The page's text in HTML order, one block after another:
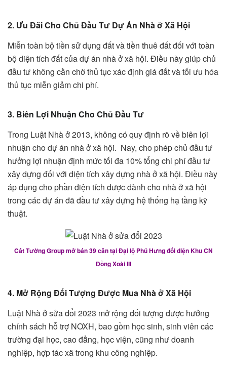
2. Ưu Đãi Cho Chủ Đầu Tư Dự Án Nhà ở Xã Hội
Miễn toàn bộ tiền sử dụng đất và tiền thuê đất đối với toàn
bộ diện tích đất của dự án nhà ở xã hội. Điều này giúp chủ
đầu tư không cần chờ thủ tục xác định giá đất và tối ưu hóa
thủ tục miễn giảm chi phí.
3. Biên Lợi Nhuận Cho Chủ Đầu Tư
Trong Luật Nhà ở 2013, không có quy định rõ về biên lợi
nhuận cho dự án nhà ở xã hội. Nay, cho phép chủ đầu tư
hưởng lợi nhuận định mức tối đa 10% tổng chi phí đầu tư
xây dựng đối với diện tích xây dựng nhà ở xã hội. Điều này
áp dụng cho phần diện tích được dành cho nhà ở xã hội
trong các dự án đã đầu tư xây dựng hệ thống hạ tầng kỹ
thuật.
Cát Tường Group mở bán 39 căn tại Đại lộ Phú Hưng đối diện Khu CN
Đồng Xoài III
4. Mở Rộng Đối Tượng Được Mua Nhà ở Xã Hội
Luật Nhà ở sửa đổi 2023 mở rộng đối tượng được hưởng
chính sách hỗ trợ NOXH, bao gồm học sinh, sinh viên các
trường đại học, cao đẳng, học viện, cũng như doanh
nghiệp, hợp tác xã trong khu công nghiệp.